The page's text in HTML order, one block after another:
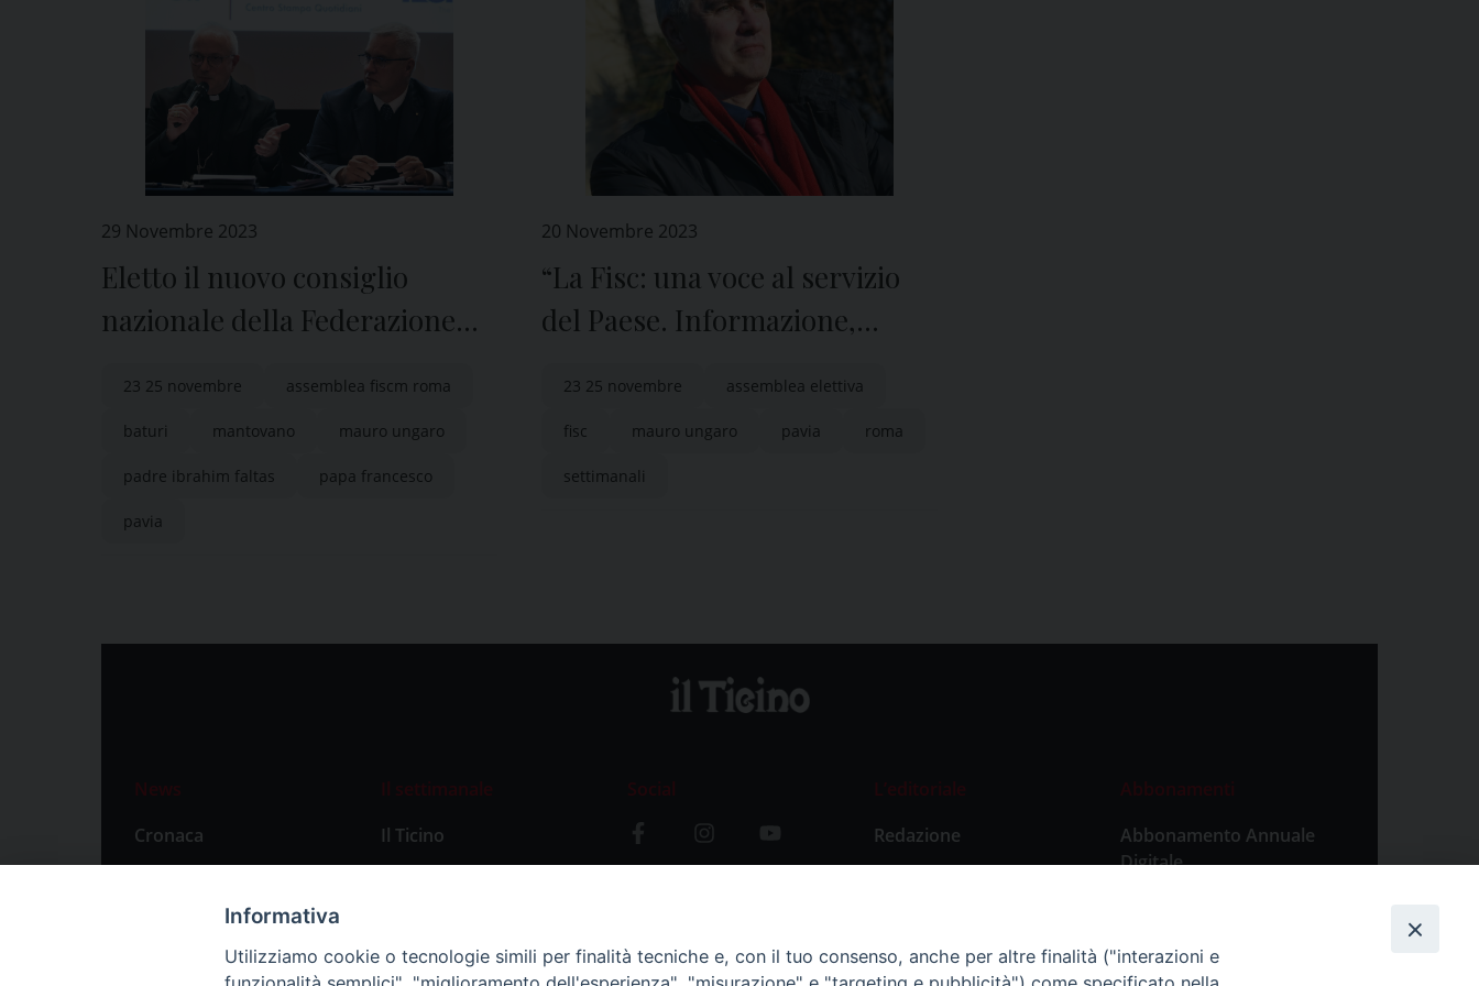
29 Novembre 2023
Eletto il nuovo consiglio
nazionale della Federazione
23 25 novembre assemblea fiscm roma
baturi mantovano mauro ungaro
padre ibrahim faltas papa francesco
pavia
20 Novembre 2023
“La Fisc: una voce al servizio
del Paese. Informazione,
23 25 novembre assemblea elettiva
fisc mauro ungaro pavia roma
settimanali
News
Cronaca
Attualità
Primo Piano
Il settimanale
Il Ticino
Abbonamenti
Social
L’editoriale
Redazione
Storia
Abbonamenti
Abbonamento Annuale
Digitale
Abbonamento Singola
Informativa
Utilizziamo cookie o tecnologie simili per finalità tecniche e, con il tuo consenso, anche per altre finalità ("interazioni e